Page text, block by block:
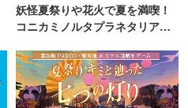
妖怪夏祭りや花火で夏を満喫！
コニカミノルタプラネタリア